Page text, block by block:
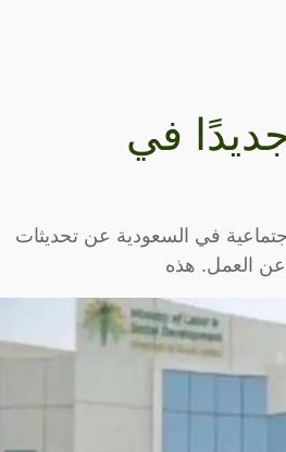
في
في السعودية عن تحديثات
العمل. هذه